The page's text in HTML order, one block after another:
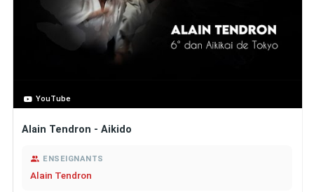
YouTube
Alain Tendron - Aikido
ENSEIGNANTS
Alain Tendron